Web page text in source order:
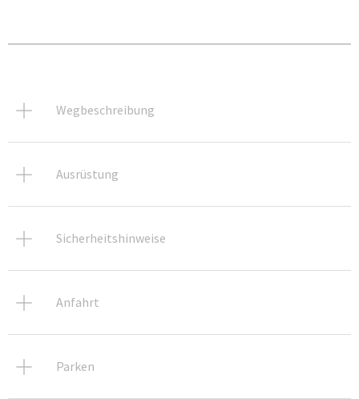
Wegbeschreibung
Ausrüstung
Sicherheitshinweise
Anfahrt
Parken